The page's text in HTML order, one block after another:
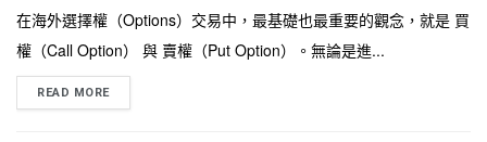
在海外選擇權（Options）交易中，最基礎也最重要的觀念，就是 買
權（Call Option） 與 賣權（Put Option）。無論是進...
READ MORE